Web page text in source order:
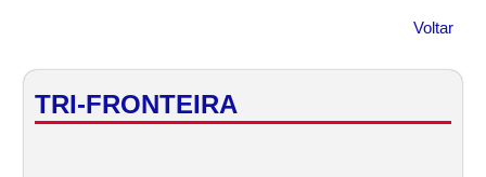
Voltar
TRI-FRONTEIRA